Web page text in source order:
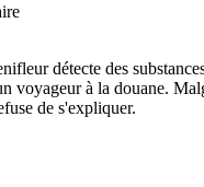
détecte des
voyageur à la douane.
de s'expliquer.